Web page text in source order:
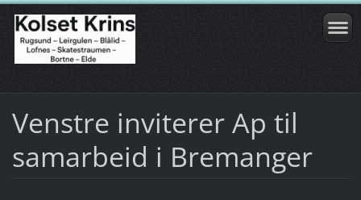
Venstre inviterer Ap til
samarbeid i Bremanger